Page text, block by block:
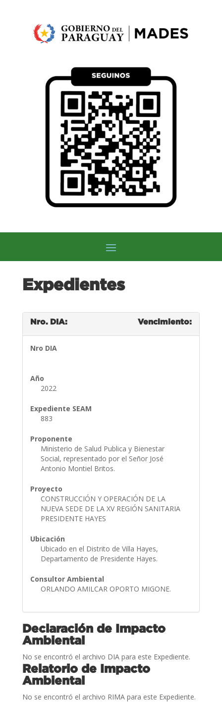
Expedientes
Nro. DIA: Vencimiento:
Nro DIA
Año
2022
Expediente SEAM
883
Proponente
Ministerio de Salud Publica y Bienestar
Social, representado por el Señor José
Antonio Montiel Britos.
Proyecto
CONSTRUCCIÓN Y OPERACIÓN DE LA
NUEVA SEDE DE LA XV REGIÓN SANITARIA
PRESIDENTE HAYES
Ubicación
Ubicado en el Distrito de Villa Hayes,
Departamento de Presidente Hayes.
Consultor Ambiental
ORLANDO AMILCAR OPORTO MIGONE.
Declaración de Impacto
Ambiental
No se encontró el archivo DIA para este Expediente.
Relatorio de Impacto
Ambiental
No se encontró el archivo RIMA para este Expediente.